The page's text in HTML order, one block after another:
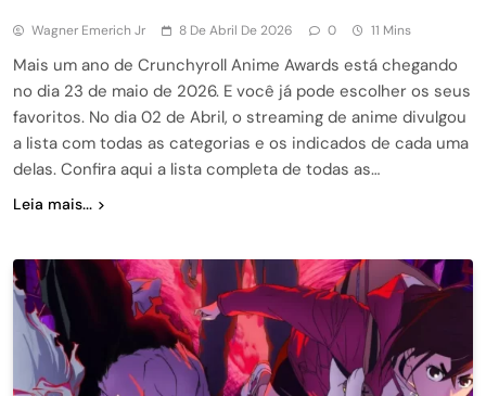
Wagner Emerich Jr 8 De Abril De 2026 0 11 Mins
Mais um ano de Crunchyroll Anime Awards está chegando
no dia 23 de maio de 2026. E você já pode escolher os seus
favoritos. No dia 02 de Abril, o streaming de anime divulgou
a lista com todas as categorias e os indicados de cada uma
delas. Confira aqui a lista completa de todas as…
Leia mais...